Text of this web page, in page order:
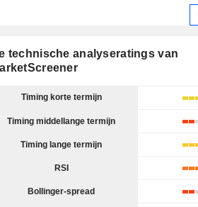
technische analyseratings van
Timing korte termijn
Timing middellange termijn
Timing lange termijn
RSI
Bollinger-spread